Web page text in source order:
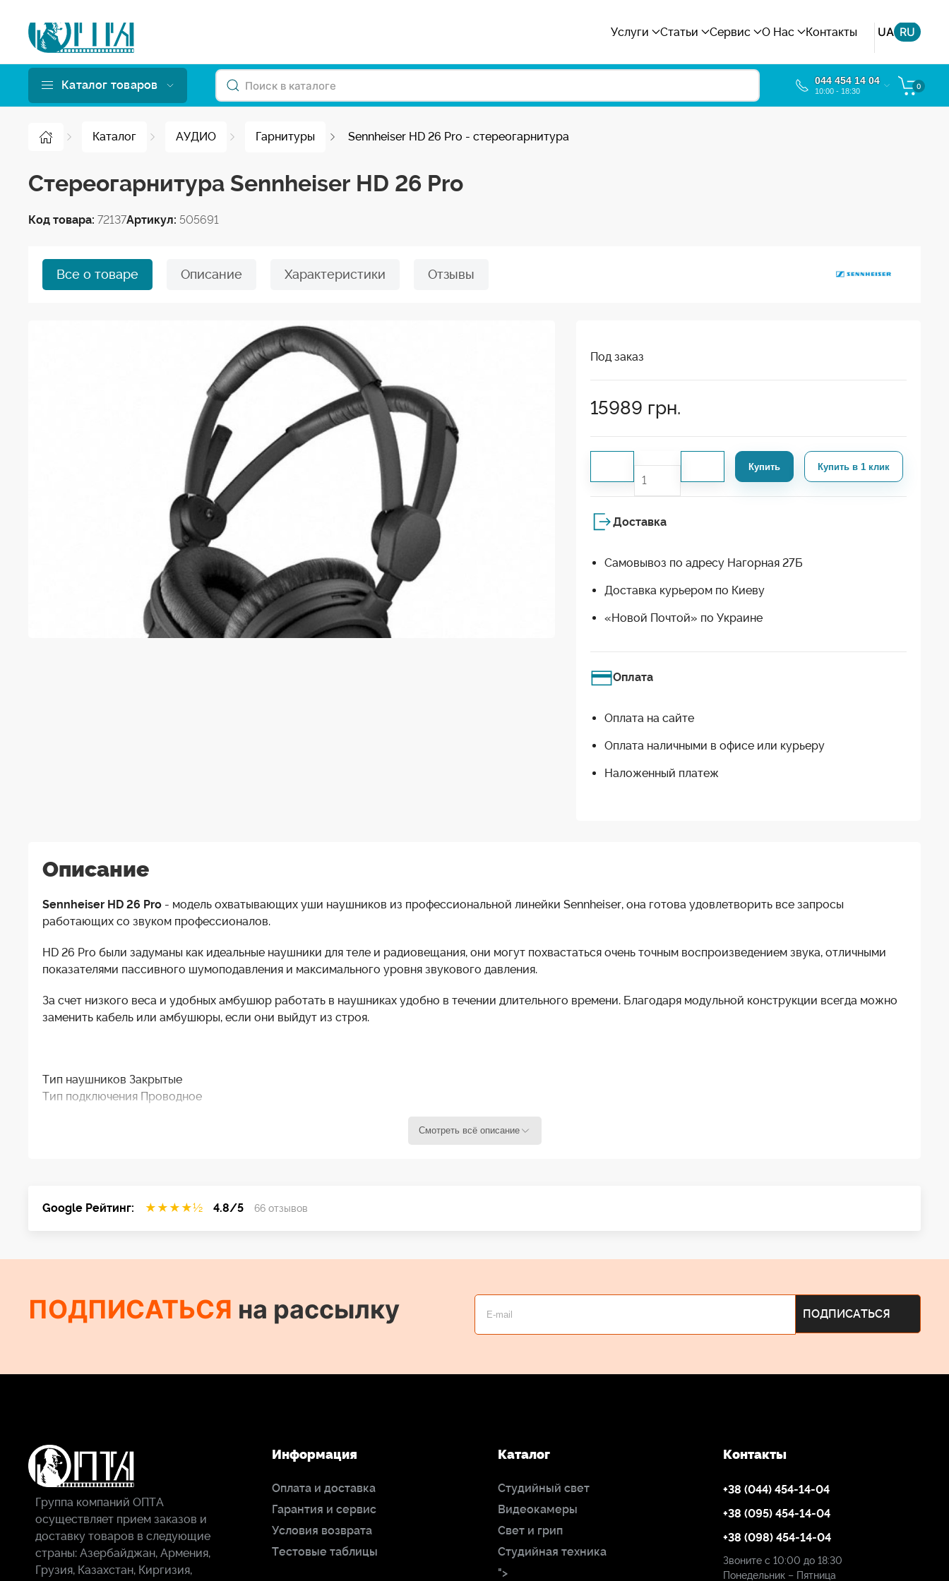
Услуги Статьи Сервис О Нас Контакты UA RU
Каталог товаров 044 454 14 04
10:00 - 18:30
0
Каталог АУДИО Гарнитуры Sennheiser HD 26 Pro - стереогарнитура
Стереогарнитура Sennheiser HD 26 Pro
Код товара: 72137Артикул: 505691
Все о товаре Описание Характеристики Отзывы
Под заказ
15989 грн.
Купить Купить в 1 клик
Доставка
Самовывоз по адресу Нагорная 27Б
Доставка курьером по Киеву
«Новой Почтой» по Украине
Оплата
Оплата на сайте
Оплата наличными в офисе или курьеру
Наложенный платеж
Описание
Sennheiser HD 26 Pro - модель охватывающих уши наушников из профессиональной линейки Sennheiser, она готова удовлетворить все запросы
работающих со звуком профессионалов.
HD 26 Pro были задуманы как идеальные наушники для теле и радиовещания, они могут похвастаться очень точным воспроизведением звука, отличными
показателями пассивного шумоподавления и максимального уровня звукового давления.
За счет низкого веса и удобных амбушюр работать в наушниках удобно в течении длительного времени. Благодаря модульной конструкции всегда можно
заменить кабель или амбушюры, если они выйдут из строя.
Тип наушников Закрытые
Тип подключения Проводное
Кабель Односторонний
Смотреть всё описание
Google Рейтинг: ★ ★ ★ ★½ 4.8/5 66 отзывов
ПОДПИСАТЬСЯ на рассылку
Группа компаний ОПТА
осуществляет прием заказов и
доставку товаров в следующие
страны: Азербайджан, Армения,
Грузия, Казахстан, Киргизия,
Информация
Оплата и доставка
Гарантия и сервис
Условия возврата
Тестовые таблицы
Каталог
Студийный свет
Видеокамеры
Свет и грип
Студийная техника
">
Контакты
+38 (044) 454-14-04
+38 (095) 454-14-04
+38 (098) 454-14-04
Звоните с 10:00 до 18:30
Понедельник – Пятница